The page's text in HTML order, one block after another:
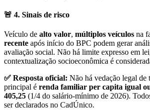
🚨 4. Sinais de risco
Veículo de alto valor, múltiplos veículos na
recente após início do BPC podem gerar
avaliação social. Não há limite expresso em
contextualização socioeconômica é
✅ Resposta oficial: Não há vedação legal
principal é renda familiar per capita igual
405,25 (1/4 do salário-mínimo de 2026).
ser declarados no CadÚnico.